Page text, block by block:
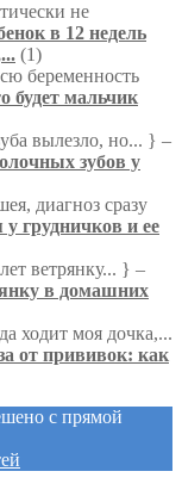
не
в 12 недель
(1)
беременность
будет мальчик
вылезло, но... } –
зубов у
диагноз сразу
грудничков и ее
ветрянку... } –
в домашних
ходит моя дочка,...
от прививок: как
с прямой